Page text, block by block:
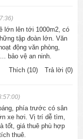
lớn lên tới 1000m2, có
tập đoàn lớn. Văn
động văn phòng,
bảo vệ an ninh.
Thích (10)
Trả lời (0)
phía trước có sân
xe hơi. Vị trí dễ tìm,
tốt, giá thuê phù hợp
thuê.